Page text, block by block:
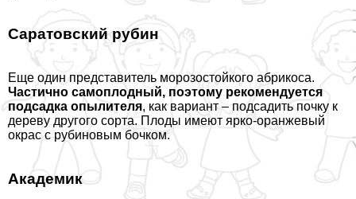
Саратовский рубин
Еще один представитель морозостойкого абрикоса.
Частично самоплодный, поэтому рекомендуется
подсадка опылителя, как вариант – подсадить почку к
дереву другого сорта. Плоды имеют ярко-оранжевый
окрас с рубиновым бочком.
Академик